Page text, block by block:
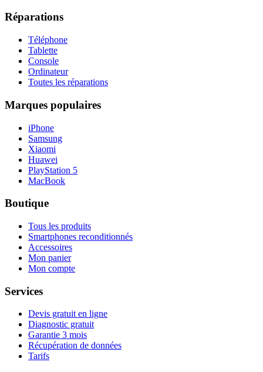
Réparations
Téléphone
Tablette
Console
Ordinateur
Toutes les réparations
Marques populaires
iPhone
Samsung
Xiaomi
Huawei
PlayStation 5
MacBook
Boutique
Tous les produits
Smartphones reconditionnés
Accessoires
Mon panier
Mon compte
Services
Devis gratuit en ligne
Diagnostic gratuit
Garantie 3 mois
Récupération de données
Tarifs